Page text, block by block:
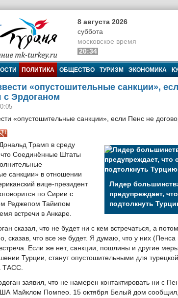
8 августа 2026
суббота
московское время
20:34
ПОЛИТИКА ОБЩЕСТВО ТУРИЗМ ЭКОНОМИКА
«опустошительные санкции»,
с Эрдоганом
Лидер
предупреждает,
подтолкнуть
Трамп в среду
Соединённые Штаты
санкции» в отношении
вице-президент
по Сирии с
Реджепом Тайипом
встречи в Анкаре.
сказал, что не будет ни с кем встречаться, а
сказав, что все же будет. Я думаю, что у них
Если же нет, санкции, пошлины и другие
Турции, станут опустошительными для
ТАСС.
заявил, что не намерен контактировать ни с
Майклом Помпео. 15 октября Белый дом сообщил,